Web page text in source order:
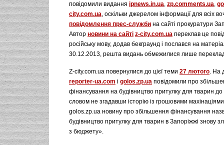
повідомили видання ipnews.in.ua, zp.comments.ua,
city.com.ua, оскільки джерелом інформації для всіх
повідомлення прес-служби на сайті прокуратури
Автор новини на сайті z-city.com.ua переклав це
російську мову, додав бекграунд і послався на
30.12.2013, решта видань обмежилися лише
Z-city.com.ua повернулися до цієї теми 27 лютого. На
reporter-ua.com і golos.zp.ua повідомили про
фінансування на будівництво притулку для тварин до
словом не згадавши історію із грошовими
golos.zp.ua новину про збільшення фінансування
будівництво притулку для тварин в Запоріжжі знову
з бюджету».